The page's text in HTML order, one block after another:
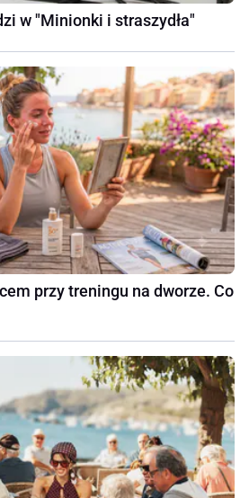
w "Minionki i straszydła"
przy treningu na dworze. Co